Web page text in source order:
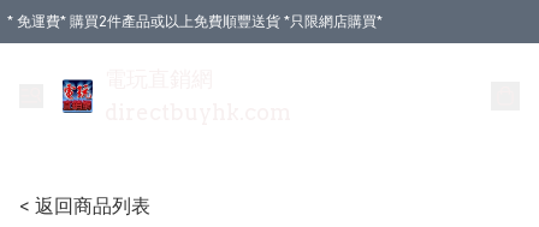
* 免運費* 購買2件產品或以上免費順豐送貨 *只限網店購買*
< 返回商品列表